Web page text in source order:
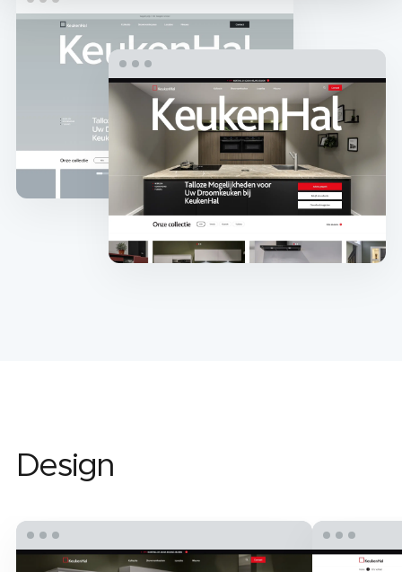
Design